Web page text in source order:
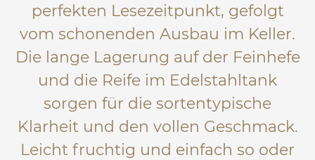
perfekten Lesezeitpunkt, gefolgt
vom schonenden Ausbau im Keller.
Die lange Lagerung auf der Feinhefe
und die Reife im Edelstahltank
sorgen für die sortentypische
Klarheit und den vollen Geschmack.
Leicht fruchtig und einfach so oder